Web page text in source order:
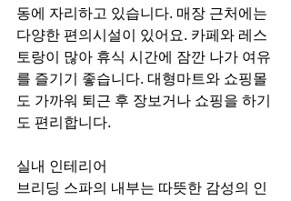
동에 자리하고 있습니다. 매장 근처에는
다양한 편의시설이 있어요. 카페와 레스
토랑이 많아 휴식 시간에 잠깐 나가 여유
를 즐기기 좋습니다. 대형마트와 쇼핑몰
도 가까워 퇴근 후 장보거나 쇼핑을 하기
도 편리합니다.
실내 인테리어
브리딩 스파의 내부는 따뜻한 감성의 인